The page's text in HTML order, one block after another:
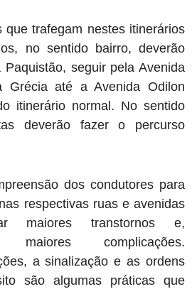
trafegam nestes itinerários
no sentido bairro, deverão
seguir pela Avenida
Grécia até a Avenida Odilon
itinerário normal. No sentido
deverão fazer o percurso
dos condutores para
respectivas ruas e avenidas
transtornos e,
maiores complicações.
a sinalização e as ordens
são algumas práticas que